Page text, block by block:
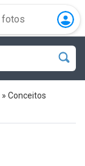
» Conceitos